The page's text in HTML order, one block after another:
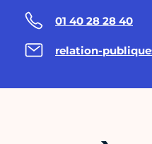
01 40 28 28 40
relation-